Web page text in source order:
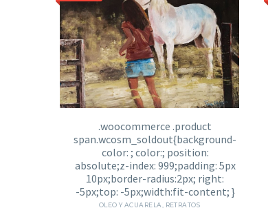
OLEO Y ACUARELA RETRATOS